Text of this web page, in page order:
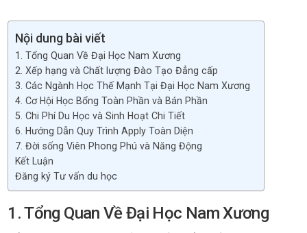
Nội dung bài viết
1. Tổng Quan Về Đại Học Nam Xương
2. Xếp hạng và Chất lượng Đào Tạo Đẳng cấp
3. Các Ngành Học Thế Mạnh Tại Đại Học Nam Xương
4. Cơ Hội Học Bổng Toàn Phần và Bán Phần
5. Chi Phí Du Học và Sinh Hoạt Chi Tiết
6. Hướng Dẫn Quy Trình Apply Toàn Diện
7. Đời sống Viên Phong Phú và Năng Động
Kết Luận
Đăng ký Tư vấn du học
1. Tổng Quan Về Đại Học Nam Xương